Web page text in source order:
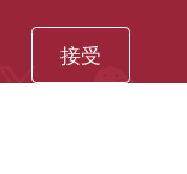
Twitter
接受